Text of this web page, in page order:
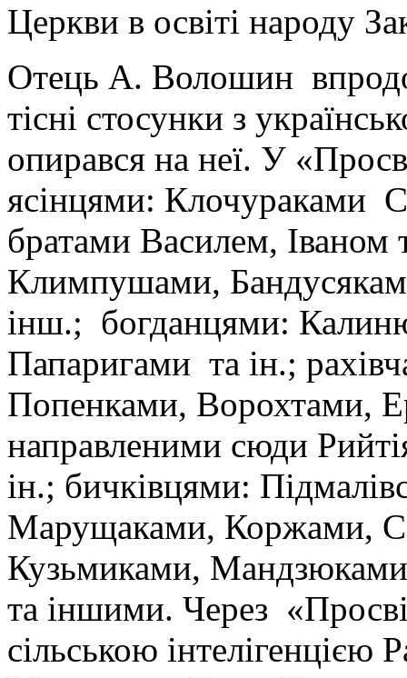
Церкви в освіті народу
Отець А. Волошин
тісні стосунки з
опирався на неї. У
ясінцями: Клочураками
братами Василем,
Климпушами,
інш.; богданцями:
Папаригами та ін.;
Попенками, Ворохтами,
направленими сюди
ін.; бичківцями:
Марущаками, Коржами,
Кузьмиками,
та іншими. Через
сільською